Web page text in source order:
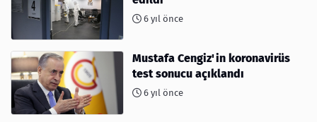
6 yıl önce
Mustafa Cengiz'in koronavirüs
test sonucu açıklandı
6 yıl önce